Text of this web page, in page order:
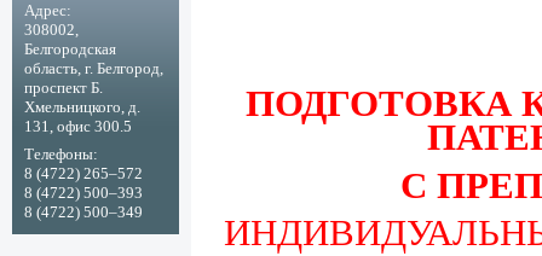
Адрес:
308002,
Белгородская
область, г. Белгород,
проспект Б.
Хмельницкого, д.
131, офис 300.5
Телефоны:
8 (4722) 265–572
8 (4722) 500–393
8 (4722) 500–349
ПОДГОТОВКА
С